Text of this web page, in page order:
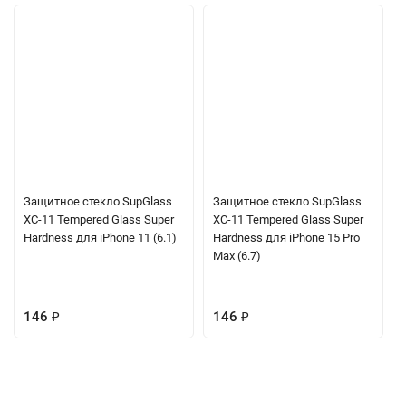
Защитное стекло SupGlass
XC-11 Tempered Glass Super
Hardness для iPhone 11 (6.1)
146 ₽
Защитное стекло SupGlass
XC-11 Tempered Glass Super
Hardness для iPhone 15 Pro
Max (6.7)
146 ₽